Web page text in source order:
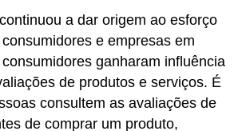
a dar origem ao esforço
e empresas em
ganharam influência
de produtos e serviços. É
consultem as avaliações de
de comprar um produto,